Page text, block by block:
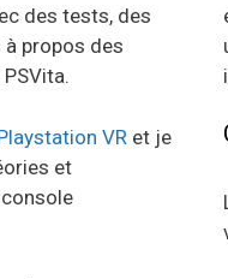
des tests, des
propos des
VR et je
et